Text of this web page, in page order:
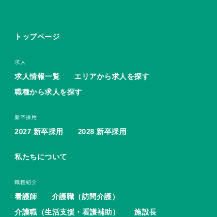
トップページ
求人
求人情報一覧
エリアから求人を探す
職種から求人を探す
新卒採用
2027 新卒採用 2028 新卒採用
私たちについて
職種紹介
看護師
介護職（訪問介護）
介護職（生活支援・看護補助）
施設長